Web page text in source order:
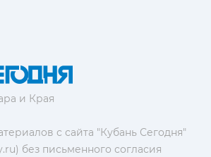
и Края
с сайта "Кубань Сегодня"
без письменного согласия